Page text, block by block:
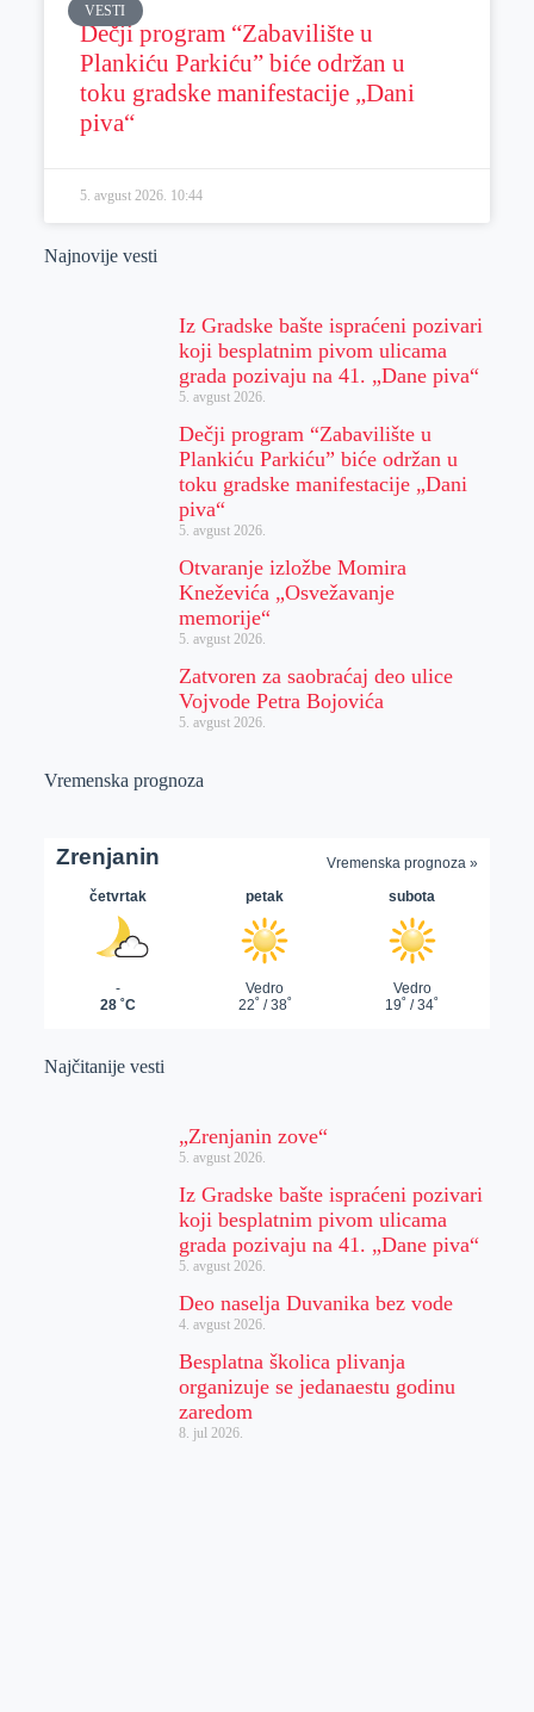
VESTI
Dečji program “Zabavilište u
Plankiću Parkiću” biće održan u
toku gradske manifestacije „Dani
piva“
5. avgust 2026. 10:44
Najnovije vesti
Iz Gradske bašte ispraćeni pozivari
koji besplatnim pivom ulicama
grada pozivaju na 41. „Dane piva“
5. avgust 2026.
Dečji program “Zabavilište u
Plankiću Parkiću” biće održan u
toku gradske manifestacije „Dani
piva“
5. avgust 2026.
Otvaranje izložbe Momira
Kneževića „Osvežavanje
memorije“
5. avgust 2026.
Zatvoren za saobraćaj deo ulice
Vojvode Petra Bojovića
5. avgust 2026.
Vremenska prognoza
Najčitanije vesti
„Zrenjanin zove“
5. avgust 2026.
Iz Gradske bašte ispraćeni pozivari
koji besplatnim pivom ulicama
grada pozivaju na 41. „Dane piva“
5. avgust 2026.
Deo naselja Duvanika bez vode
4. avgust 2026.
Besplatna školica plivanja
organizuje se jedanaestu godinu
zaredom
8. jul 2026.